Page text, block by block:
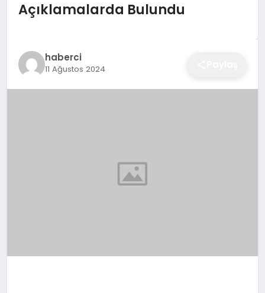
EĞITIM
EKONOMI
SAĞLIK
Açıklamalarda Bulundu
haberci
11 Ağustos 2024